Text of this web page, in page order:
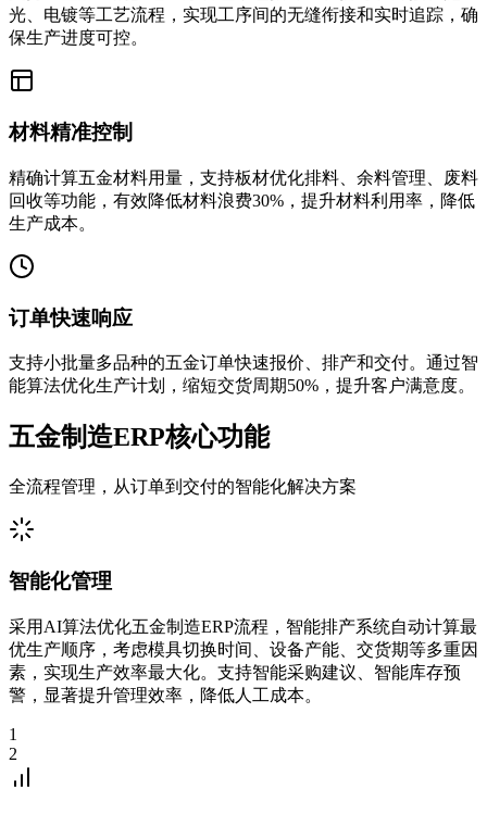
光、电镀等工艺流程，实现工序间的无缝衔接和实时追踪，确
保生产进度可控。
材料精准控制
精确计算五金材料用量，支持板材优化排料、余料管理、废料
回收等功能，有效降低材料浪费30%，提升材料利用率，降低
生产成本。
订单快速响应
支持小批量多品种的五金订单快速报价、排产和交付。通过智
能算法优化生产计划，缩短交货周期50%，提升客户满意度。
五金制造ERP核心功能
全流程管理，从订单到交付的智能化解决方案
智能化管理
采用AI算法优化五金制造ERP流程，智能排产系统自动计算最
优生产顺序，考虑模具切换时间、设备产能、交货期等多重因
素，实现生产效率最大化。支持智能采购建议、智能库存预
警，显著提升管理效率，降低人工成本。
1
2